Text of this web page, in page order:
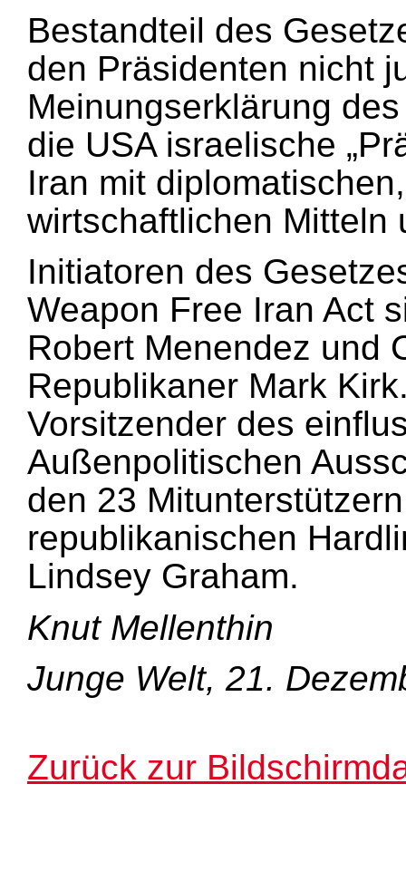
Bestandteil des
den Präsidenten nicht
Meinungserklärung
die USA israelische
Iran mit
wirtschaftlichen Mitteln
Initiatoren des
Weapon Free Iran Act
Robert Menendez und
Republikaner Mark
Vorsitzender des
Außenpolitischen
den 23
republikanischen
Lindsey Graham.
Knut Mellenthin
Junge Welt, 21.
Zurück zur